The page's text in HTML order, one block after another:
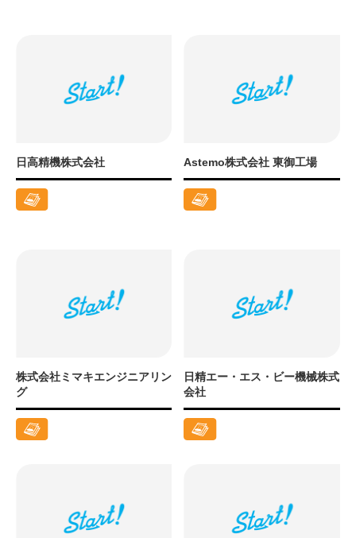
日高精機株式会社 Astemo株式会社 東御工場
株式会社ミマキエンジニアリン
グ
日精エー・エス・ビー機械株式
会社